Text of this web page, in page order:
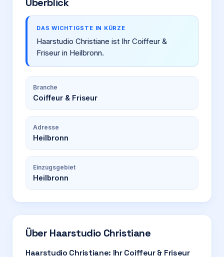
DAS WICHTIGSTE IN KÜRZE
Haarstudio Christiane ist Ihr Coiffeur &
Friseur in Heilbronn.
Branche
Coiffeur & Friseur
Adresse
Heilbronn
Einzugsgebiet
Heilbronn
Über Haarstudio Christiane
Haarstudio Christiane: Ihr Coiffeur & Friseur